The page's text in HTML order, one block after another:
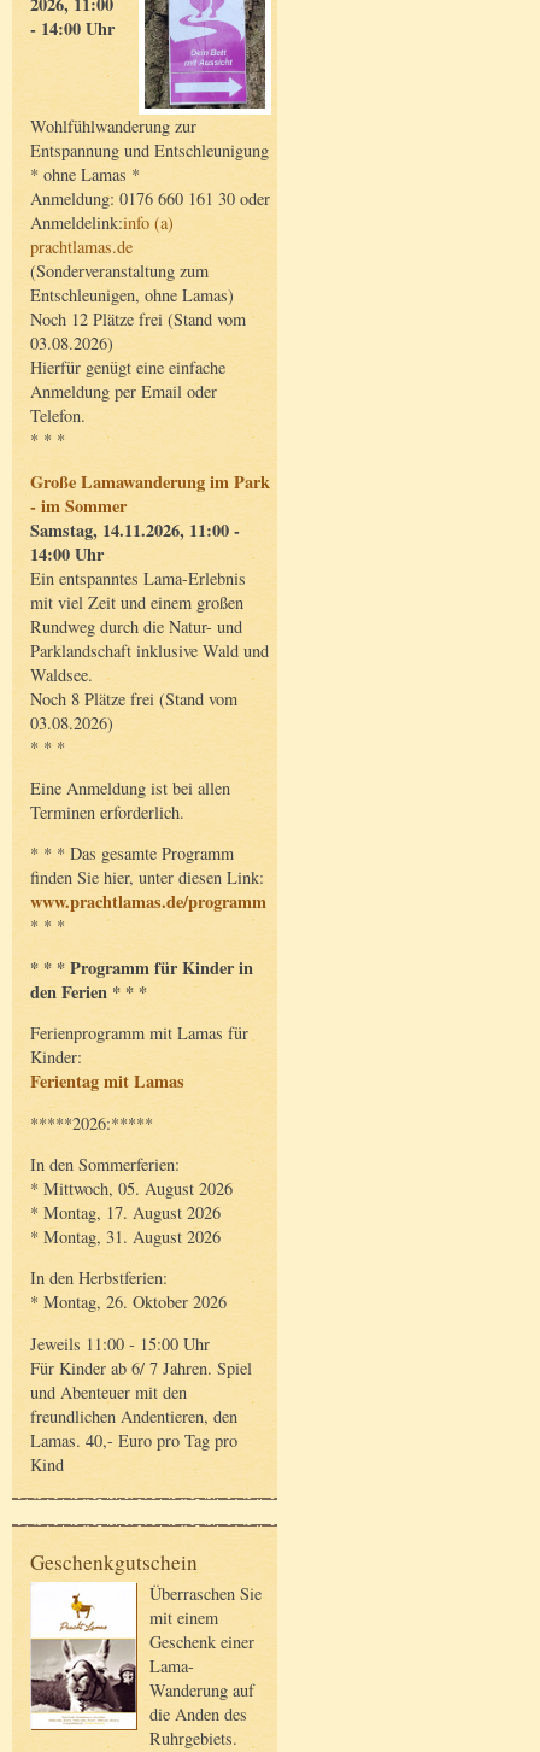
- 14:00 Uhr
Wohlfühlwanderung zur
Entspannung und Entschleunigung
* ohne Lamas *
Anmeldung: 0176 660 161 30 oder
Anmeldelink:info (a)
prachtlamas.de
(Sonderveranstaltung zum
Entschleunigen, ohne Lamas)
Noch 12 Plätze frei (Stand vom
03.08.2026)
Hierfür genügt eine einfache
Anmeldung per Email oder
Telefon.
* * *
Große Lamawanderung im Park
- im Sommer
Samstag, 14.11.2026, 11:00 -
14:00 Uhr
Ein entspanntes Lama-Erlebnis
mit viel Zeit und einem großen
Rundweg durch die Natur- und
Parklandschaft inklusive Wald und
Waldsee.
Noch 8 Plätze frei (Stand vom
03.08.2026)
* * *
Eine Anmeldung ist bei allen
Terminen erforderlich.
* * * Das gesamte Programm
finden Sie hier, unter diesen Link:
www.prachtlamas.de/programm
* * *
* * * Programm für Kinder in
den Ferien * * *
Ferienprogramm mit Lamas für
Kinder:
Ferientag mit Lamas
*****2026:*****
In den Sommerferien:
* Mittwoch, 05. August 2026
* Montag, 17. August 2026
* Montag, 31. August 2026
In den Herbstferien:
* Montag, 26. Oktober 2026
Jeweils 11:00 - 15:00 Uhr
Für Kinder ab 6/ 7 Jahren. Spiel
und Abenteuer mit den
freundlichen Andentieren, den
Lamas. 40,- Euro pro Tag pro
Kind
Geschenkgutschein
Überraschen Sie
mit einem
Geschenk einer
Lama-
Wanderung auf
die Anden des
Ruhrgebiets.